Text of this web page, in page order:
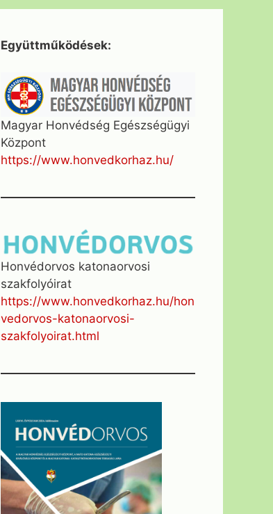
Együttműködések:
Magyar Honvédség Egészségügyi
Központ
https://www.honvedkorhaz.hu/
Honvédorvos katonaorvosi
szakfolyóirat
https://www.honvedkorhaz.hu/hon
vedorvos-katonaorvosi-
szakfolyoirat.html